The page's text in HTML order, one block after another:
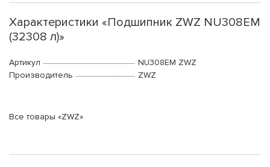
Характеристики «Подшипник ZWZ NU308EM
(32308 л)»
Артикул
NU308EM ZWZ
Производитель
ZWZ
Все товары «ZWZ»